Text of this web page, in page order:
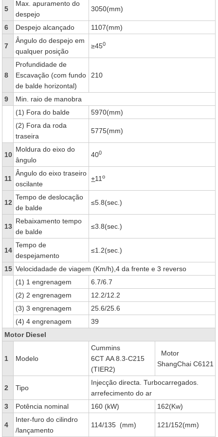
5
Max. apuramento do
despejo
3050(mm)
6 Despejo alcançado 1107(mm)
7
Ângulo do despejo em
qualquer posição
≥450
8
Profundidade de
Escavação (com fundo
de balde horizontal)
210
9
Min. raio de manobra
(1) Fora do balde
5970(mm)
(2) Fora da roda
traseira
5775(mm)
10
Moldura do eixo do
ângulo
400
11
Ângulo do eixo traseiro
oscilante
+11o
12
Tempo de deslocação
de balde
≤5.8(sec.)
13
Rebaixamento tempo
de balde
≤3.8(sec.)
14
Tempo de
despejamento
≤1.2(sec.)
15 Velocidadade de viagem (Km/h),4 da frente e 3 reverso
(1) 1 engrenagem
6.7/6.7
(2) 2 engrenagem
12.2/12.2
(3) 3 engrenagem
25.6/25.6
(4) 4 engrenagem
39
Motor Diesel
1 Modelo
Cummins
6CT AA 8.3-C215
(TIER2)
Motor
ShangChai C6121
2 Tipo
Injecção directa. Turbocarregados.
arrefecimento do ar
3
Potência nominal 160 (kW) 162(Kw)
4
Inter-furo do cilindro
/lançamento
114/135 (mm) 121/152(mm)